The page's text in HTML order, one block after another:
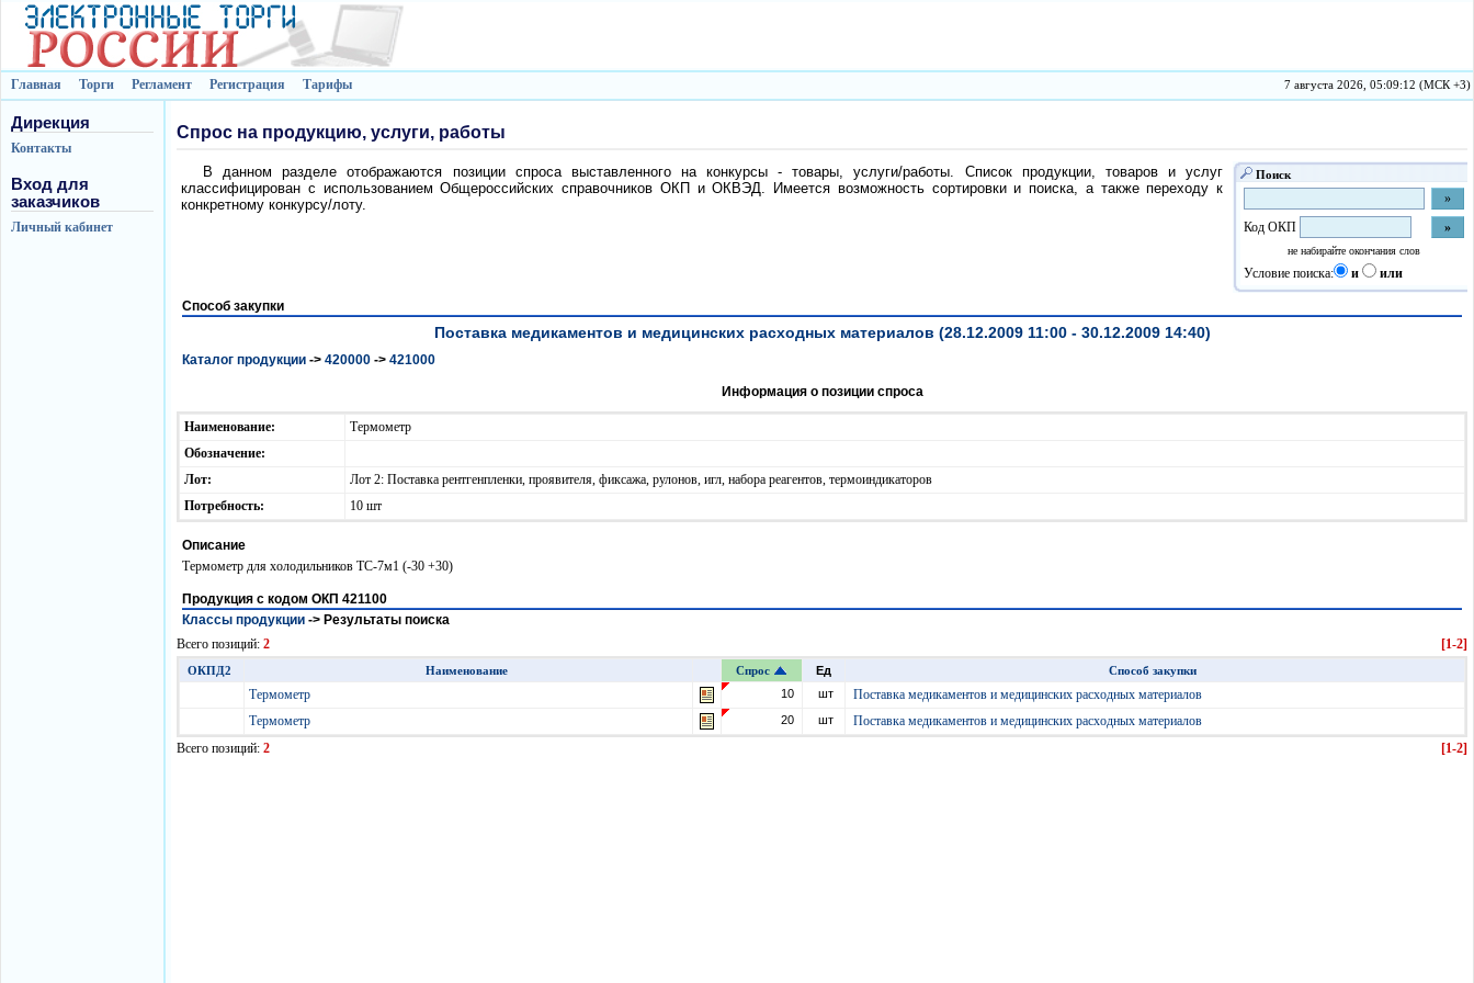
Главная Торги Регламент Регистрация Тарифы 7 августа 2026, 05:09:12 (МСК +3)
Дирекция
Контакты
Вход для
заказчиков
Личный кабинет
Спрос на продукцию, услуги, работы
В данном разделе отображаются позиции спроса выставленного на конкурсы - товары, услуги/работы. Список продукции, товаров и услуг
классифицирован с использованием Общероссийских справочников ОКП и ОКВЭД. Имеется возможность сортировки и поиска, а также переходу к
конкретному конкурсу/лоту.
Поиск
Код ОКП
не набирайте окончания слов
Условие поиска: и или
Способ закупки
Поставка медикаментов и медицинских расходных материалов (28.12.2009 11:00 - 30.12.2009 14:40)
Каталог продукции -> 420000 -> 421000
Информация о позиции спроса
Наименование:
Термометр
Обозначение:
Лот:
Лот 2: Поставка рентгенпленки, проявителя, фиксажа, рулонов, игл, набора реагентов, термоиндикаторов
Потребность:
10 шт
Описание
Термометр для холодильников ТС-7м1 (-30 +30)
Продукция с кодом ОКП 421100
Классы продукции -> Результаты поиска
Всего позиций: 2 [1-2]
ОКПД2 Наименование Спрос Ед Способ закупки
Термометр 10 шт
Поставка медикаментов и медицинских расходных материалов
Термометр
20 шт
Поставка медикаментов и медицинских расходных материалов
Всего позиций: 2 [1-2]